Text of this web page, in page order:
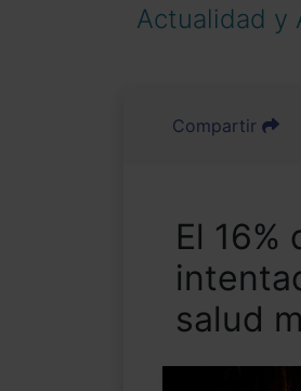
Actualidad y
Compartir
El
salud